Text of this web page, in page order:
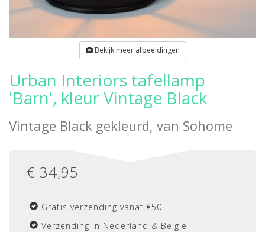
Bekijk meer afbeeldingen
Urban Interiors tafellamp
'Barn', kleur Vintage Black
Vintage Black gekleurd, van Sohome
€ 34,95
Gratis verzending vanaf €50
Verzending in Nederland & België